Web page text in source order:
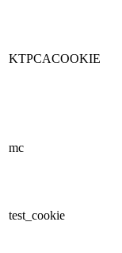
KTPCACOOKIE
mc
test_cookie